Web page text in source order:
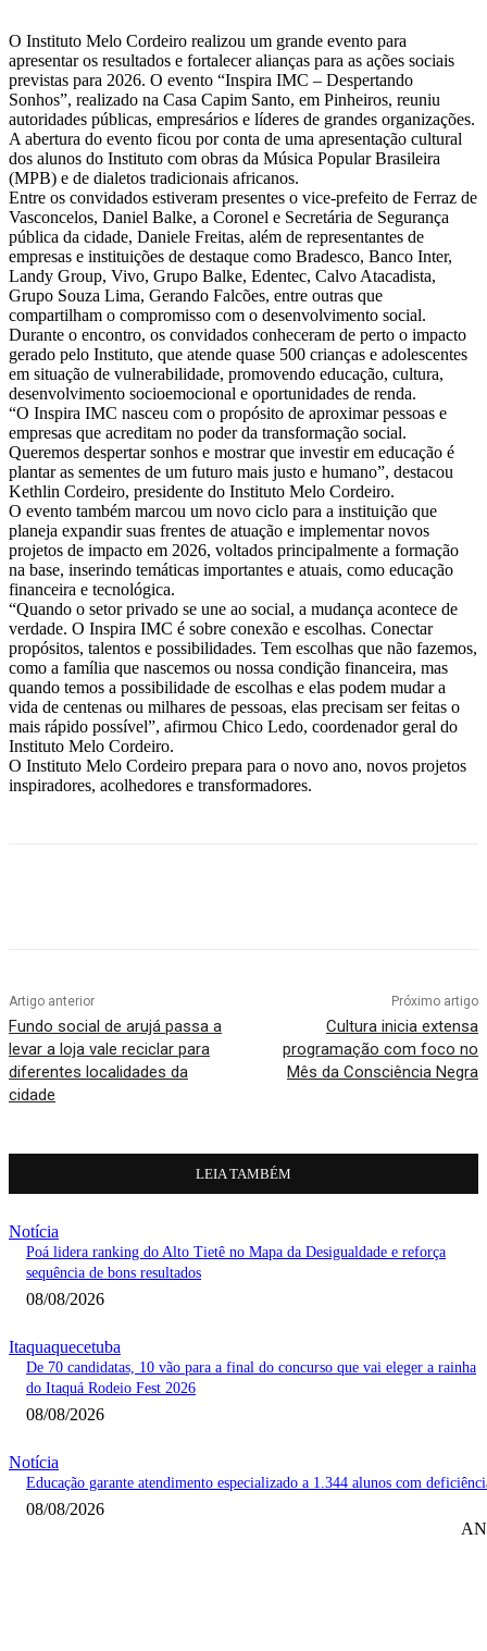
O Instituto Melo Cordeiro realizou um grande evento para
apresentar os resultados e fortalecer alianças para as ações sociais
previstas para 2026. O evento “Inspira IMC – Despertando
Sonhos”, realizado na Casa Capim Santo, em Pinheiros, reuniu
autoridades públicas, empresários e líderes de grandes organizações.
A abertura do evento ficou por conta de uma apresentação cultural
dos alunos do Instituto com obras da Música Popular Brasileira
(MPB) e de dialetos tradicionais africanos.
Entre os convidados estiveram presentes o vice-prefeito de Ferraz de
Vasconcelos, Daniel Balke, a Coronel e Secretária de Segurança
pública da cidade, Daniele Freitas, além de representantes de
empresas e instituições de destaque como Bradesco, Banco Inter,
Landy Group, Vivo, Grupo Balke, Edentec, Calvo Atacadista,
Grupo Souza Lima, Gerando Falcões, entre outras que
compartilham o compromisso com o desenvolvimento social.
Durante o encontro, os convidados conheceram de perto o impacto
gerado pelo Instituto, que atende quase 500 crianças e adolescentes
em situação de vulnerabilidade, promovendo educação, cultura,
desenvolvimento socioemocional e oportunidades de renda.
“O Inspira IMC nasceu com o propósito de aproximar pessoas e
empresas que acreditam no poder da transformação social.
Queremos despertar sonhos e mostrar que investir em educação é
plantar as sementes de um futuro mais justo e humano”, destacou
Kethlin Cordeiro, presidente do Instituto Melo Cordeiro.
O evento também marcou um novo ciclo para a instituição que
planeja expandir suas frentes de atuação e implementar novos
projetos de impacto em 2026, voltados principalmente a formação
na base, inserindo temáticas importantes e atuais, como educação
financeira e tecnológica.
“Quando o setor privado se une ao social, a mudança acontece de
verdade. O Inspira IMC é sobre conexão e escolhas. Conectar
propósitos, talentos e possibilidades. Tem escolhas que não fazemos,
como a família que nascemos ou nossa condição financeira, mas
quando temos a possibilidade de escolhas e elas podem mudar a
vida de centenas ou milhares de pessoas, elas precisam ser feitas o
mais rápido possível”, afirmou Chico Ledo, coordenador geral do
Instituto Melo Cordeiro.
O Instituto Melo Cordeiro prepara para o novo ano, novos projetos
inspiradores, acolhedores e transformadores.
Artigo anterior
Fundo social de arujá passa a
levar a loja vale reciclar para
diferentes localidades da
cidade
Próximo artigo
Cultura inicia extensa
programação com foco no
Mês da Consciência Negra
LEIA TAMBÉM
Notícia
Poá lidera ranking do Alto Tietê no Mapa da Desigualdade e reforça
sequência de bons resultados
08/08/2026
Itaquaquecetuba
De 70 candidatas, 10 vão para a final do concurso que vai eleger a rainha
do Itaquá Rodeio Fest 2026
08/08/2026
Notícia
Educação garante atendimento especializado a 1.344 alunos com
08/08/2026